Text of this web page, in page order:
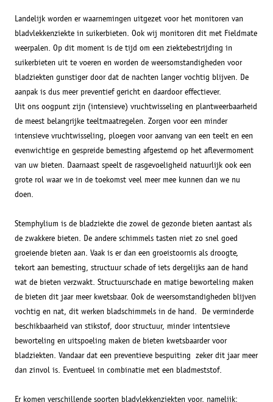
Landelijk worden er waarnemingen uitgezet voor het monitoren van
bladvlekkenziekte in suikerbieten. Ook wij monitoren dit met Fieldmate
weerpalen. Op dit moment is de tijd om een ziektebestrijding in
suikerbieten uit te voeren en worden de weersomstandigheden voor
bladziekten gunstiger door dat de nachten langer vochtig blijven. De
aanpak is dus meer preventief gericht en daardoor effectiever.
Uit ons oogpunt zijn (intensieve) vruchtwisseling en plantweerbaarheid
de meest belangrijke teeltmaatregelen. Zorgen voor een minder
intensieve vruchtwisseling, ploegen voor aanvang van een teelt en een
evenwichtige en gespreide bemesting afgestemd op het aflevermoment
van uw bieten. Daarnaast speelt de rasgevoeligheid natuurlijk ook een
grote rol waar we in de toekomst veel meer mee kunnen dan we nu
doen.
Stemphylium is de bladziekte die zowel de gezonde bieten aantast als
de zwakkere bieten. De andere schimmels tasten niet zo snel goed
groeiende bieten aan. Vaak is er dan een groeistoornis als droogte,
tekort aan bemesting, structuur schade of iets dergelijks aan de hand
wat de bieten verzwakt. Structuurschade en matige beworteling maken
de bieten dit jaar meer kwetsbaar. Ook de weersomstandigheden blijven
vochtig en nat, dit werken bladschimmels in de hand. De verminderde
beschikbaarheid van stikstof, door structuur, minder intentsieve
beworteling en uitspoeling maken de bieten kwetsbaarder voor
bladziekten. Vandaar dat een preventieve bespuiting zeker dit jaar meer
dan zinvol is. Eventueel in combinatie met een bladmeststof.
Er komen verschillende soorten bladvlekkenziekten voor, namelijk: